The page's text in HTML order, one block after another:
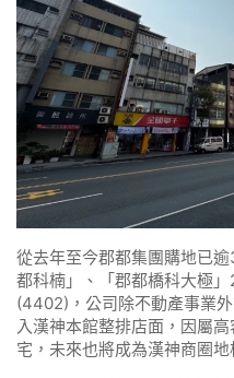
從去年至今郡都集團購地已
都科楠」、「郡都橋科大極
(4402)，公司除不動產事業
入漢神本館整排店面，因屬
宅，未來也將成為漢神商圈地